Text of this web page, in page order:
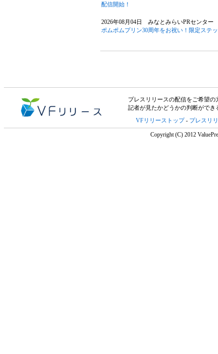
配信開始！
2026年08月04日 みなとみらいPRセンタ
ポムポムプリン30周年をお祝い！限定ステ
プレスリリースの配信をご希望の
記者が見たかどうかの判断がで
VFリリーストップ- プレスリ
Copyright (C) 2012